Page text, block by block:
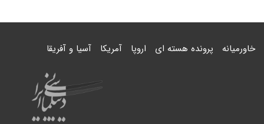
خاورمیانه پرونده هسته ای اروپا آمریکا آسیا و آفریقا